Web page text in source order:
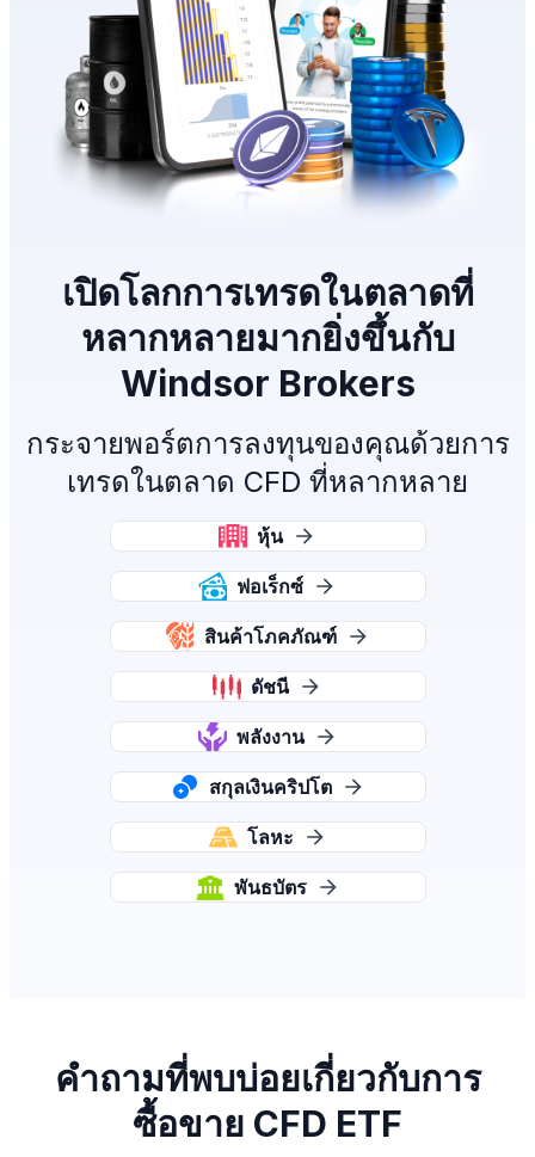
เปิดโลกการเทรดในตลาดที่
หลากหลายมากยิ่งขึ้นกับ
Windsor Brokers
กระจายพอร์ตการลงทุนของคุณด้วยการ
เทรดในตลาด CFD ที่หลากหลาย
หุ้น
ฟอเร็กซ์
สินค้าโภคภัณฑ์
ดัชนี
พลังงาน
สกุลเงินคริปโต
โลหะ
พันธบัตร
คำถามที่พบบ่อยเกี่ยวกับการ
ซื้อขาย CFD ETF